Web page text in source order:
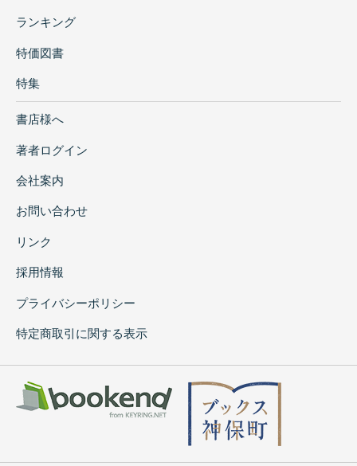
ランキング
特価図書
特集
書店様へ
著者ログイン
会社案内
お問い合わせ
リンク
採用情報
プライバシーポリシー
特定商取引に関する表示